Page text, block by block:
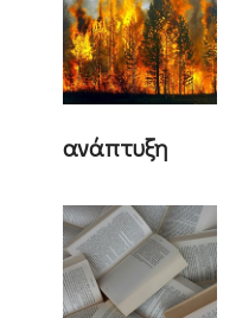
ανάπτυξη